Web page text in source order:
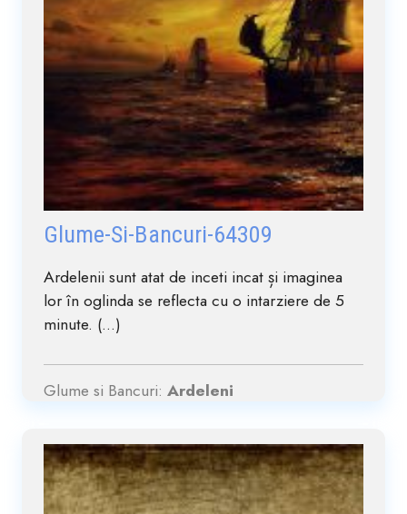
Glume-Si-Bancuri-64309
Ardelenii sunt atat de inceti incat și imaginea
lor în oglinda se reflecta cu o intarziere de 5
minute. (...)
Glume si Bancuri: Ardeleni